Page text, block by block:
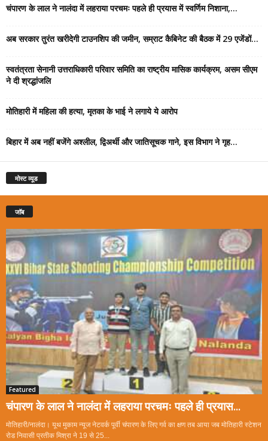
चंपारण के लाल ने नालंदा में लहराया परचमः पहले ही प्रयास में स्वर्णिम निशाना,...
अब सरकार तुरंत खरीदेगी टाउनशिप की जमीन, सम्राट कैबिनेट की बैठक में 29 एजेंडों...
स्वतंत्रता सेनानी उत्तराधिकारी परिवार समिति का राष्ट्रीय मासिक कार्यक्रम, असम सीएम
ने दी श्रद्धांजलि
मोतिहारी में महिला की हत्या, मृतका के भाई ने लगाये ये आरोप
बिहार में अब नहीं बजेंगे अश्लील, द्विअर्थी और जातिसूचक गाने, इस विभाग ने गृह...
मोस्ट व्यूड
जॉब
Featured
चंपारण के लाल ने नालंदा में लहराया परचमः पहले ही प्रयास...
मोतिहारी/नालंदा। यूथ मुकाम न्यूज नेटवर्क पूर्वी चंपारण के लिए गर्व का क्षण तब आया जब मोतिहारी स्टेशन
रोड निवासी प्रतीक मिश्रा ने 19 से 25...